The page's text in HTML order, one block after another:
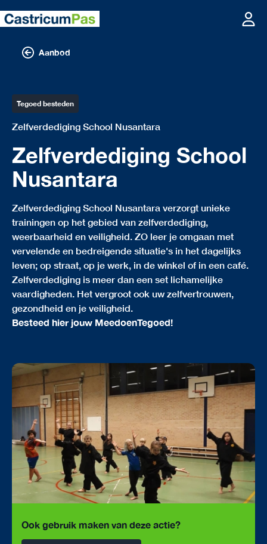
Aanbod
Tegoed besteden
Zelfverdediging School Nusantara
Zelfverdediging School
Nusantara
Zelfverdediging School Nusantara verzorgt unieke
trainingen op het gebied van zelfverdediging,
weerbaarheid en veiligheid. ZO leer je omgaan met
vervelende en bedreigende situatie's in het dagelijks
leven; op straat, op je werk, in de winkel of in een café.
Zelfverdediging is meer dan een set lichamelijke
vaardigheden. Het vergroot ook uw zelfvertrouwen,
gezondheid en je veiligheid.
Besteed hier jouw MeedoenTegoed!
Ook gebruik maken van deze actie?